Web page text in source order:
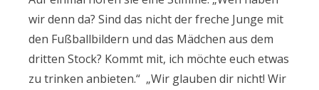
wir denn da? Sind das nicht der freche Junge mit
den Fußballbildern und das Mädchen aus dem
dritten Stock? Kommt mit, ich möchte euch etwas
zu trinken anbieten.“ „Wir glauben dir nicht! Wir